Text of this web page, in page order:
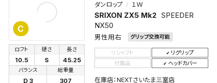
C
ダンロップ １Ｗ
SRIXON ZX5 Mk2 SPEEDER
NX50
男性用右 グリップ交換可能
ロフト
10.5
硬さ
S
長さ
45.25
バランス
D 3
総重量
307
リシャフト
リグリップ
付属品
ヘッドカバー
在庫店：NEXTさいたま三室店